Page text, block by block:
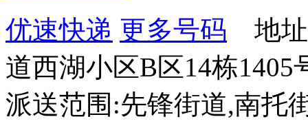
优速快递 更多号码 地址
道西湖小区B区14栋1405
派送范围:先锋街道,南托